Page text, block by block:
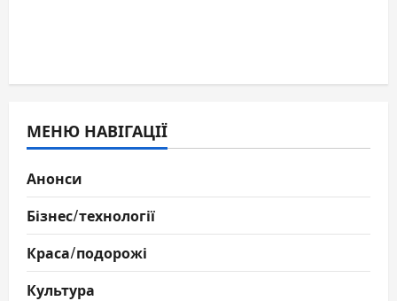
МЕНЮ НАВІГАЦІЇ
Анонси
Бізнес/технології
Краса/подорожі
Культура